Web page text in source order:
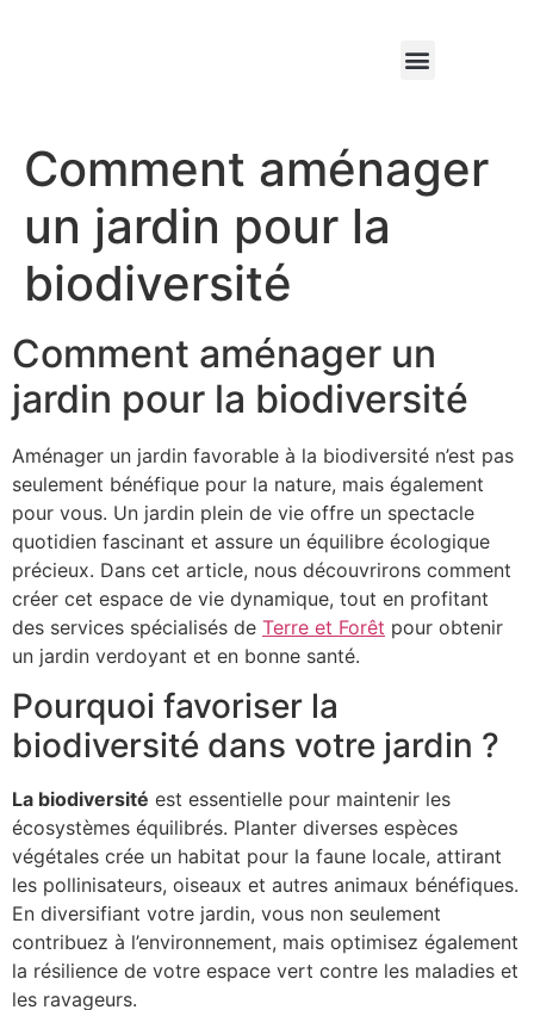
Comment aménager
un jardin pour la
biodiversité
Comment aménager un
jardin pour la biodiversité
Aménager un jardin favorable à la biodiversité n’est pas
seulement bénéfique pour la nature, mais également
pour vous. Un jardin plein de vie offre un spectacle
quotidien fascinant et assure un équilibre écologique
précieux. Dans cet article, nous découvrirons comment
créer cet espace de vie dynamique, tout en profitant
des services spécialisés de Terre et Forêt pour obtenir
un jardin verdoyant et en bonne santé.
Pourquoi favoriser la
biodiversité dans votre jardin ?
La biodiversité est essentielle pour maintenir les
écosystèmes équilibrés. Planter diverses espèces
végétales crée un habitat pour la faune locale, attirant
les pollinisateurs, oiseaux et autres animaux bénéfiques.
En diversifiant votre jardin, vous non seulement
contribuez à l’environnement, mais optimisez également
la résilience de votre espace vert contre les maladies et
les ravageurs.